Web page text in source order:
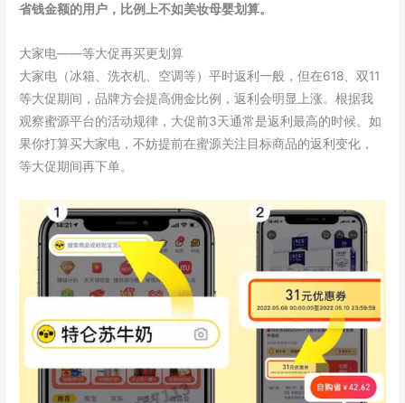
省钱金额的用户，比例上不如美妆母婴划算。
大家电——等大促再买更划算
大家电（冰箱、洗衣机、空调等）平时返利一般，但在618、双11
等大促期间，品牌方会提高佣金比例，返利会明显上涨。根据我
观察蜜源平台的活动规律，大促前3天通常是返利最高的时候。如
果你打算买大家电，不妨提前在蜜源关注目标商品的返利变化，
等大促期间再下单。